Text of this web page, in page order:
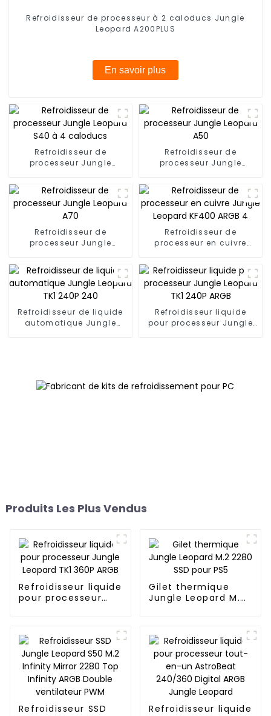
Refroidisseur de processeur à 2 caloducs Jungle
Leopard A200PLUS
En savoir plus
Refroidisseur de
processeur Jungle
caloducs
Refroidisseur de
processeur Jungle
Refroidisseur de
processeur Jungle
Refroidisseur de
processeur en cuivre
ARGB 4
Refroidisseur de liquide
automatique Jungle
Refroidisseur liquide
pour processeur Jungle
Produits Les Plus Vendus
Refroidisseur liquide
pour processeur
Gilet thermique
Jungle Leopard M.2
Refroidisseur SSD
Refroidisseur liquide